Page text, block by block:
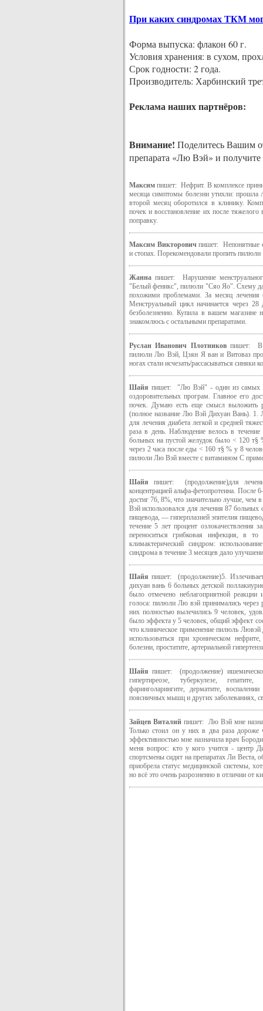
При каких синдромах ТКМ
Форма выпуска: флакон 60 г.
Условия хранения: в сухом,
Срок годности: 2 года.
Производитель: Харбинский
Реклама наших партнёров:
Внимание! Поделитесь Вашим
препарата «Лю Вэй» и получите
Максим пишет: Нефрит. В комплексе
месяца симптомы болезни утихли: прошла
второй месяц оборотился в клинику.
почек и восстановление их после
поправку.
Максим Викторовичпишет: Непонятные
и стопах. Порекомендовали пропить
Жанна пишет: Нарушение
"Белый феникс", пилюли "Сяо Яо". Схему
похожими проблемами. За месяц лечения
Менструальный цикл начинается через
безболезненно. Купила в вашем
знакомлюсь с остальными препаратами.
Руслан Иванович Плотниковпишет: В
пилюли Лю Вэй, Цзян Я ван и Витоваз
ногах стали исчезать/рассасываться синяки
Шайя пишет: "Лю Вэй" - один из самых
оздоровительных програм. Главное его
почек. Думаю есть еще смысл выложить
(полное название Лю Вэй Дихуан Вань). 1.
для лечения диабета легкой и средней
раза в день. Наблюдение велось в
больных на пустой желудок было < 120 т§
через 2 часа после еды < 160 т§ % у 8
пилюли Лю Вэй вместе с витамином С
Шайя пишет: (продолжение)для
концентрацией альфа-фетопротеина.
достиг 76, 8%, что значительно лучше, чем
Вэй использовался для лечения 87
пищевода, — гиперплазией эпителия
течение 5 лет процент озлокачествления
переноситься грибковая инфекция, в
климактерический синдром:
синдрома в течение 3 месяцев дало
Шайя пишет: (продолжение)5.
дихуан вань 6 больных детской
было отмечено неблагоприятной
голоса: пилюли Лю вэй принимались через
них полностью вылечились 9 человек,
было эффекта у 5 человек, общий эффект
что клиническое применение пилюль
использоваться при хроническом
болезни, простатите, артериальной
Шайя пишет: (продолжение)
гипертиреозе, туберкулезе,
фаринголарингите, дерматите,
поясничных мышц и других заболеваниях,
Зайцев Виталийпишет: Лю Вэй мне
Только стоил он у них в два раза
эффективностью мне назначила врач
меня вопрос: кто у кого учится - центр
спортсмены сидят на препаратах Ли Веста,
приобрела статус медицинской системы,
но всё это очень разрозненно в отличии от